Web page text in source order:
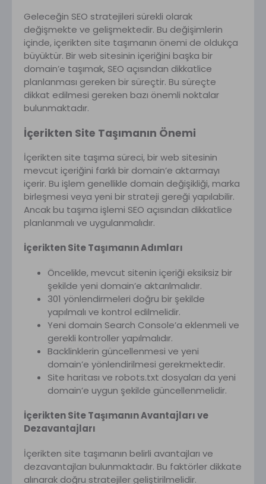
Geleceğin SEO stratejileri sürekli olarak
değişmekte ve gelişmektedir. Bu değişimlerin
içinde, içerikten site taşımanın önemi de oldukça
büyüktür. Bir web sitesinin içeriğini başka bir
domain’e taşımak, SEO açısından dikkatlice
planlanması gereken bir süreçtir. Bu süreçte
dikkat edilmesi gereken bazı önemli noktalar
bulunmaktadır.
İçerikten Site Taşımanın Önemi
İçerikten site taşıma süreci, bir web sitesinin
mevcut içeriğini farklı bir domain’e aktarmayı
içerir. Bu işlem genellikle domain değişikliği, marka
birleşmesi veya yeni bir strateji gereği yapılabilir.
Ancak bu taşıma işlemi SEO açısından dikkatlice
planlanmalı ve uygulanmalıdır.
İçerikten Site Taşımanın Adımları
Öncelikle, mevcut sitenin içeriği eksiksiz bir
şekilde yeni domain’e aktarılmalıdır.
301 yönlendirmeleri doğru bir şekilde
yapılmalı ve kontrol edilmelidir.
Yeni domain Search Console’a eklenmeli ve
gerekli kontroller yapılmalıdır.
Backlinklerin güncellenmesi ve yeni
domain’e yönlendirilmesi gerekmektedir.
Site haritası ve robots.txt dosyaları da yeni
domain’e uygun şekilde güncellenmelidir.
İçerikten Site Taşımanın Avantajları ve
Dezavantajları
İçerikten site taşımanın belirli avantajları ve
dezavantajları bulunmaktadır. Bu faktörler dikkate
alınarak doğru stratejiler geliştirilmelidir.